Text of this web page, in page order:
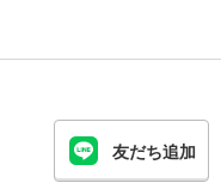
友だち追加